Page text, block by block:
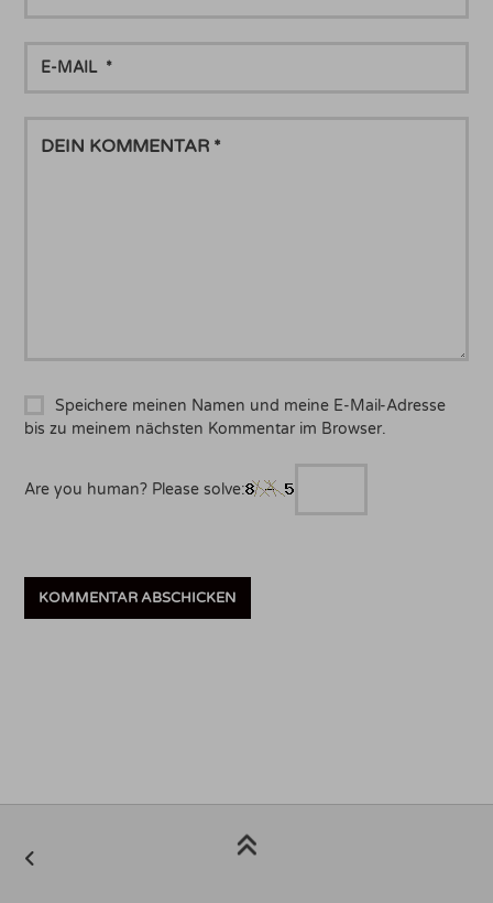
MAIL
KOMMENTAR
Speichere meinen Namen und meine E-Mail-Adresse
bis zu meinem nächsten Kommentar im Browser.
Are you human? Please solve: